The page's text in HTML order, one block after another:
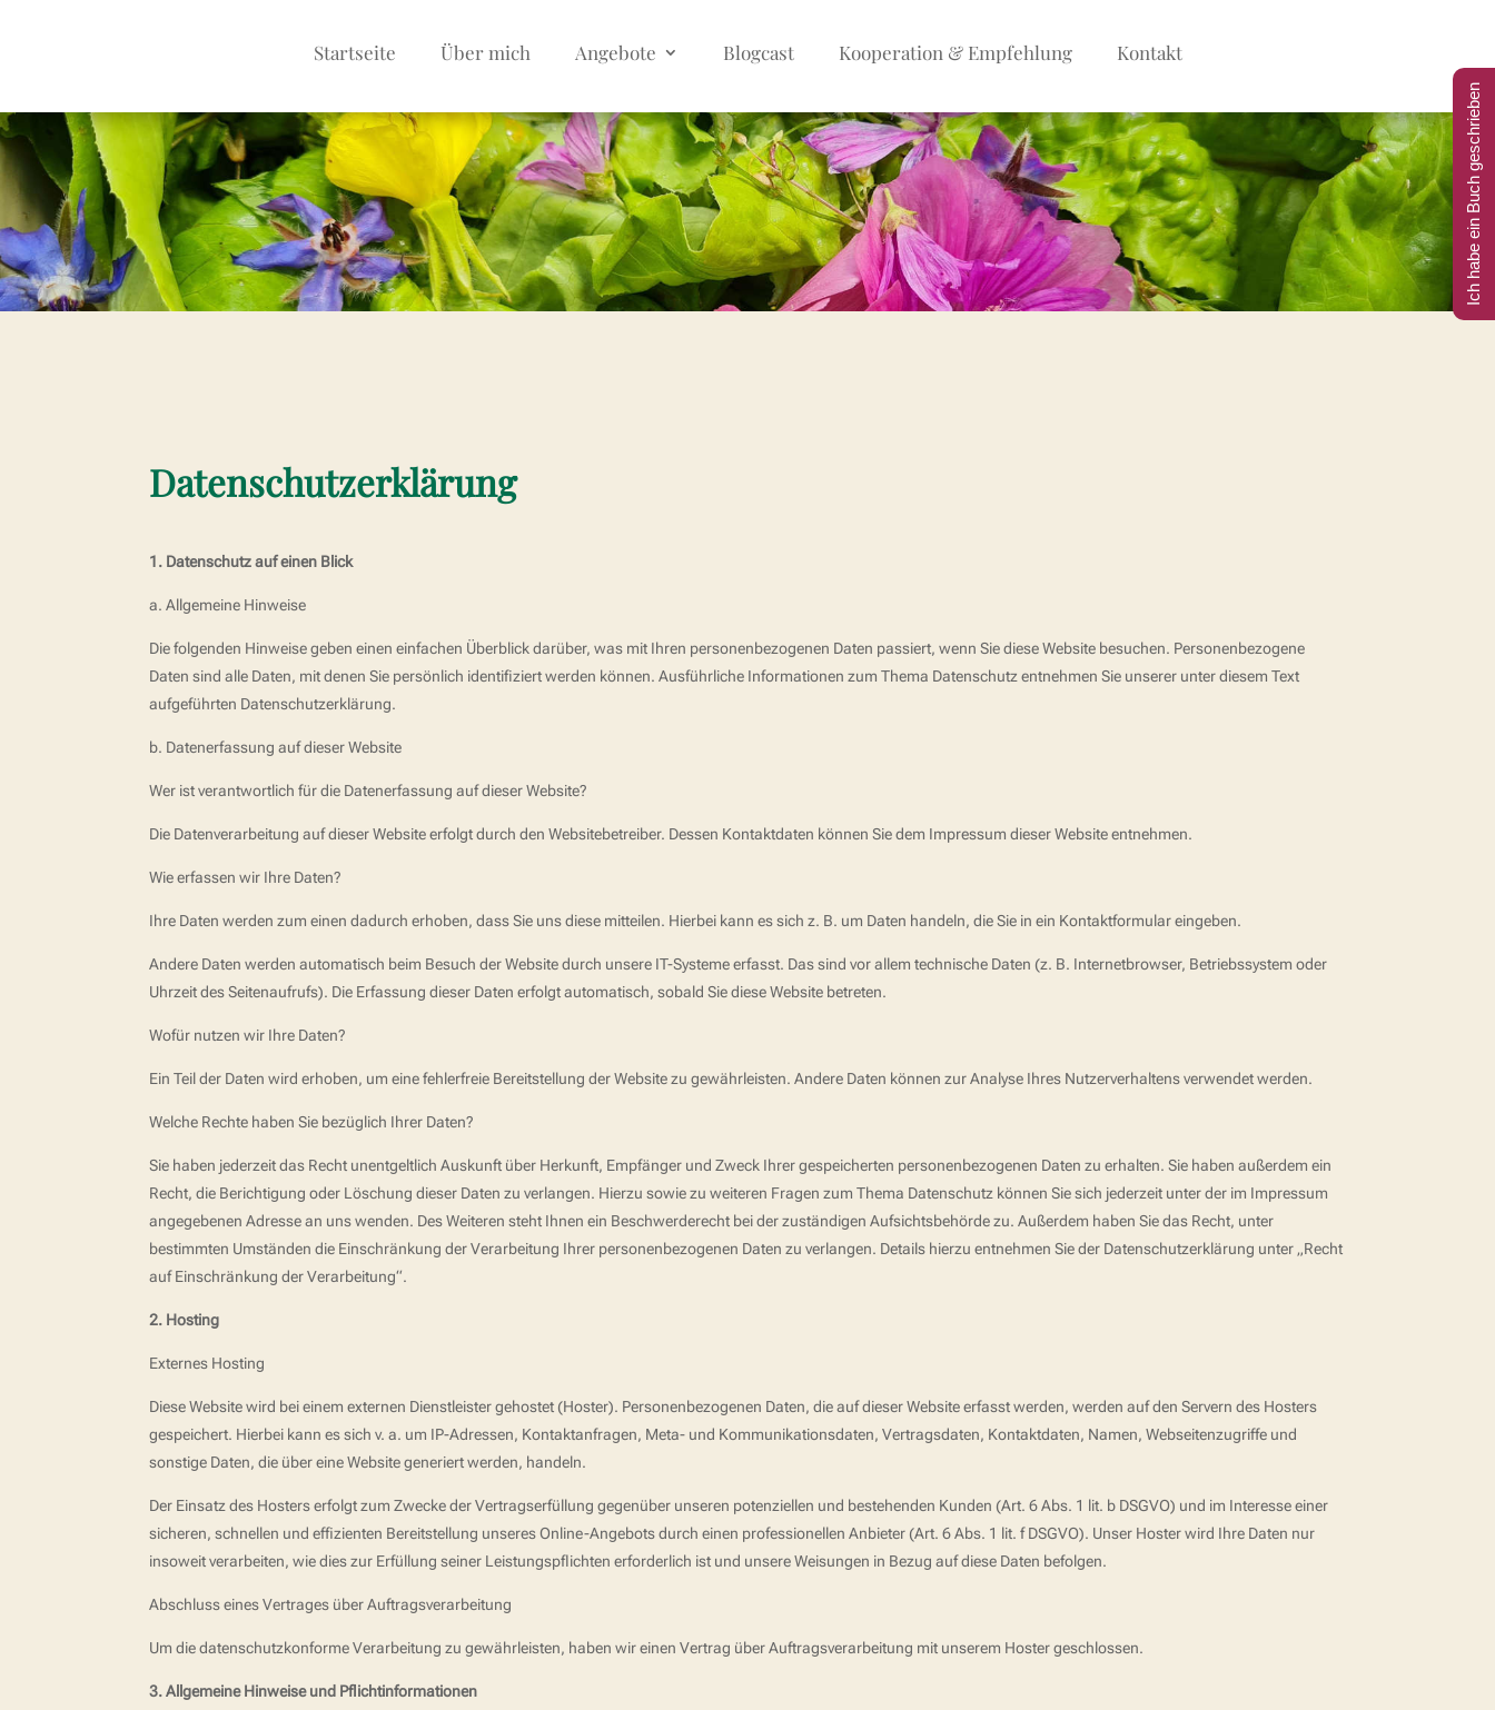
Startseite Über mich Angebote Blogcast Kooperation & Empfehlung Kontakt
Datenschutzerklärung
1. Datenschutz auf einen Blick
a. Allgemeine Hinweise
Die folgenden Hinweise geben einen einfachen Überblick darüber, was mit Ihren personenbezogenen Daten passiert, wenn Sie diese Website besuchen. Personenbezogene
Daten sind alle Daten, mit denen Sie persönlich identifiziert werden können. Ausführliche Informationen zum Thema Datenschutz entnehmen Sie unserer unter diesem Text
aufgeführten Datenschutzerklärung.
b. Datenerfassung auf dieser Website
Wer ist verantwortlich für die Datenerfassung auf dieser Website?
Die Datenverarbeitung auf dieser Website erfolgt durch den Websitebetreiber. Dessen Kontaktdaten können Sie dem Impressum dieser Website entnehmen.
Wie erfassen wir Ihre Daten?
Ihre Daten werden zum einen dadurch erhoben, dass Sie uns diese mitteilen. Hierbei kann es sich z. B. um Daten handeln, die Sie in ein Kontaktformular eingeben.
Andere Daten werden automatisch beim Besuch der Website durch unsere IT-Systeme erfasst. Das sind vor allem technische Daten (z. B. Internetbrowser, Betriebssystem oder
Uhrzeit des Seitenaufrufs). Die Erfassung dieser Daten erfolgt automatisch, sobald Sie diese Website betreten.
Wofür nutzen wir Ihre Daten?
Ein Teil der Daten wird erhoben, um eine fehlerfreie Bereitstellung der Website zu gewährleisten. Andere Daten können zur Analyse Ihres Nutzerverhaltens verwendet werden.
Welche Rechte haben Sie bezüglich Ihrer Daten?
Sie haben jederzeit das Recht unentgeltlich Auskunft über Herkunft, Empfänger und Zweck Ihrer gespeicherten personenbezogenen Daten zu erhalten. Sie haben außerdem ein
Recht, die Berichtigung oder Löschung dieser Daten zu verlangen. Hierzu sowie zu weiteren Fragen zum Thema Datenschutz können Sie sich jederzeit unter der im Impressum
angegebenen Adresse an uns wenden. Des Weiteren steht Ihnen ein Beschwerderecht bei der zuständigen Aufsichtsbehörde zu. Außerdem haben Sie das Recht, unter
bestimmten Umständen die Einschränkung der Verarbeitung Ihrer personenbezogenen Daten zu verlangen. Details hierzu entnehmen Sie der Datenschutzerklärung unter „Recht
auf Einschränkung der Verarbeitung“.
2. Hosting
Externes Hosting
Diese Website wird bei einem externen Dienstleister gehostet (Hoster). Personenbezogenen Daten, die auf dieser Website erfasst werden, werden auf den Servern des Hosters
gespeichert. Hierbei kann es sich v. a. um IP-Adressen, Kontaktanfragen, Meta- und Kommunikationsdaten, Vertragsdaten, Kontaktdaten, Namen, Webseitenzugriffe und
sonstige Daten, die über eine Website generiert werden, handeln.
Der Einsatz des Hosters erfolgt zum Zwecke der Vertragserfüllung gegenüber unseren potenziellen und bestehenden Kunden (Art. 6 Abs. 1 lit. b DSGVO) und im Interesse einer
sicheren, schnellen und effizienten Bereitstellung unseres Online-Angebots durch einen professionellen Anbieter (Art. 6 Abs. 1 lit. f DSGVO). Unser Hoster wird Ihre Daten nur
insoweit verarbeiten, wie dies zur Erfüllung seiner Leistungspflichten erforderlich ist und unsere Weisungen in Bezug auf diese Daten befolgen.
Abschluss eines Vertrages über Auftragsverarbeitung
Um die datenschutzkonforme Verarbeitung zu gewährleisten, haben wir einen Vertrag über Auftragsverarbeitung mit unserem Hoster geschlossen.
3. Allgemeine Hinweise und Pflichtinformationen
Ich habe ein Buch geschrieben